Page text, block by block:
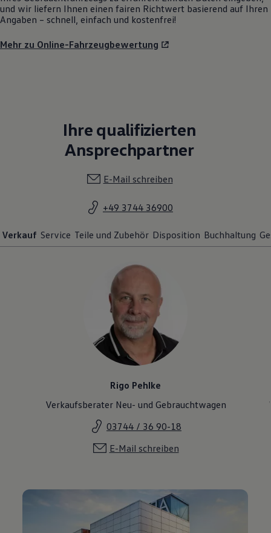
und wir liefern Ihnen einen fairen Richtwert basierend auf Ihren
Angaben – schnell, einfach und kostenfrei!
Mehr zu Online-Fahrzeugbewertung
Ihre qualifizierten
Ansprechpartner
E-Mail schreiben
+49 3744 36900
Verkauf Service Teile und Zubehör Disposition Buchhaltung
Rigo Pehlke
Verkaufsberater Neu- und Gebrauchtwagen
03744 / 36 90-18
E-Mail schreiben